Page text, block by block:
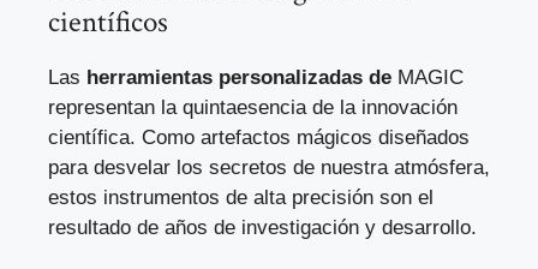
científicos
Las herramientas personalizadas de MAGIC
representan la quintaesencia de la innovación
científica. Como artefactos mágicos diseñados
para desvelar los secretos de nuestra atmósfera,
estos instrumentos de alta precisión son el
resultado de años de investigación y desarrollo.